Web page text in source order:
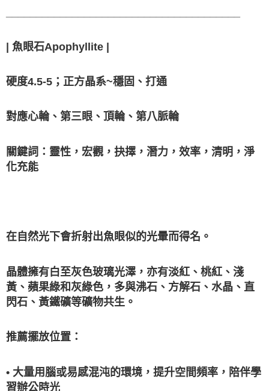
| 魚眼石Apophyllite |
硬度4.5-5；正方晶系~穩固、打通
對應心輪、第三眼、頂輪、第八脈輪
關鍵詞：靈性，宏觀，抉擇，潛力，效率，清明，淨
化充能
在自然光下會折射出魚眼似的光暈而得名。
晶體擁有白至灰色玻璃光澤，亦有淡紅、桃紅、淺
黃、蘋果綠和灰綠色，多與沸石、方解石、水晶、直
閃石、黃鐵礦等礦物共生。
推薦擺放位置：
• 大量用腦或易感混沌的環境，提升空間頻率，陪伴學
習辦公時光